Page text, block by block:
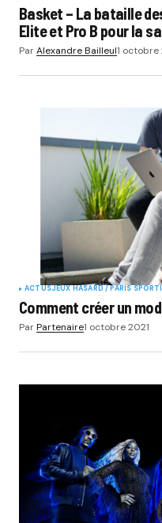
Basket – La bataille
Elite et Pro B pour la
ParAlexandre Bailleul1 octobre
ACTUSJEUX HASARD / PARIS
Comment créer un
ParPartenaire1 octobre 2021